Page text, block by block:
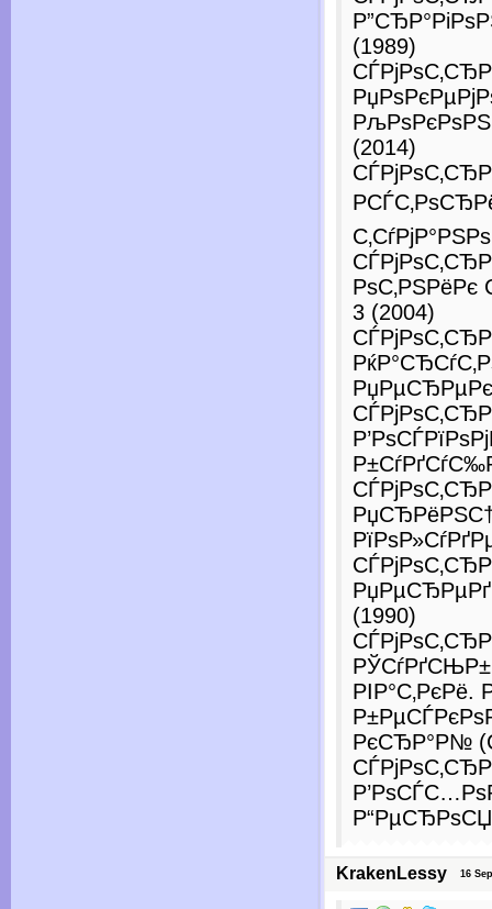
(1989)
(2014)
3 (2004)
(1990)
РєСЂР°Р№
Р“РµСЂРѕСЏ
KrakenLessy 16